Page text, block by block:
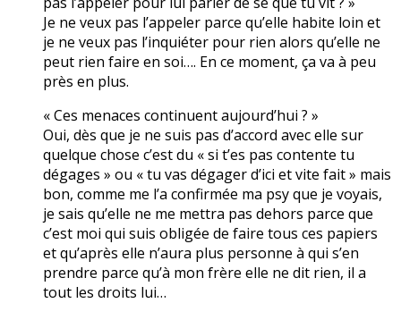
Je ne veux pas l’appeler parce qu’elle habite loin et
je ne veux pas l’inquiéter pour rien alors qu’elle ne
peut rien faire en soi…. En ce moment, ça va à peu
près en plus.
« Ces menaces continuent aujourd’hui ? »
Oui, dès que je ne suis pas d’accord avec elle sur
quelque chose c’est du « si t’es pas contente tu
dégages » ou « tu vas dégager d’ici et vite fait » mais
bon, comme me l’a confirmée ma psy que je voyais,
je sais qu’elle ne me mettra pas dehors parce que
c’est moi qui suis obligée de faire tous ces papiers
et qu’après elle n’aura plus personne à qui s’en
prendre parce qu’à mon frère elle ne dit rien, il a
tout les droits lui…